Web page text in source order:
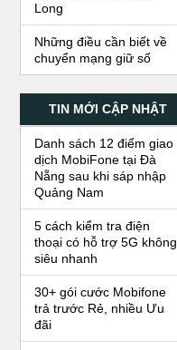
Long
Những điều cần biết về
chuyển mạng giữ số
TIN MỚI CẬP NHẬT
Danh sách 12 điểm giao
dịch MobiFone tại Đà
Nẵng sau khi sáp nhập
Quảng Nam
5 cách kiểm tra điện
thoại có hỗ trợ 5G không
siêu nhanh
30+ gói cước Mobifone
trả trước Rẻ, nhiều Ưu
đãi